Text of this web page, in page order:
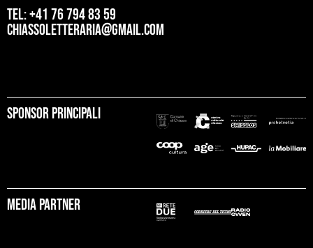
tel: +41 76 794 83 59
chiassoletteraria@gmail.com
Sponsor principali
Media partner